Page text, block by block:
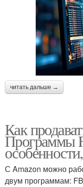
читать дальше →
Как
Программы
С Amazon можно
двум программам: